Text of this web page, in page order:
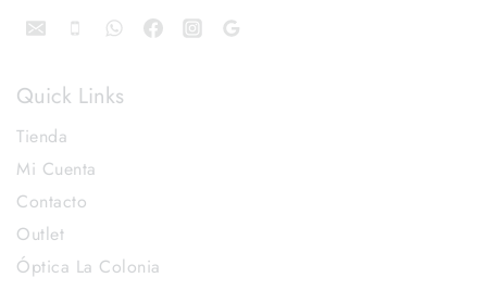
Quick Links
Tienda
Mi Cuenta
Contacto
Outlet
Óptica La Colonia